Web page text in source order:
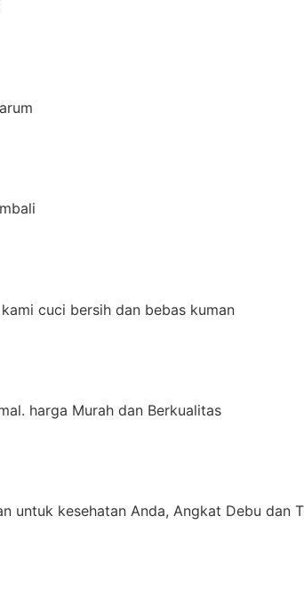
cuci bersih dan bebas kuman
harga Murah dan Berkualitas
untuk kesehatan Anda, Angkat Debu dan